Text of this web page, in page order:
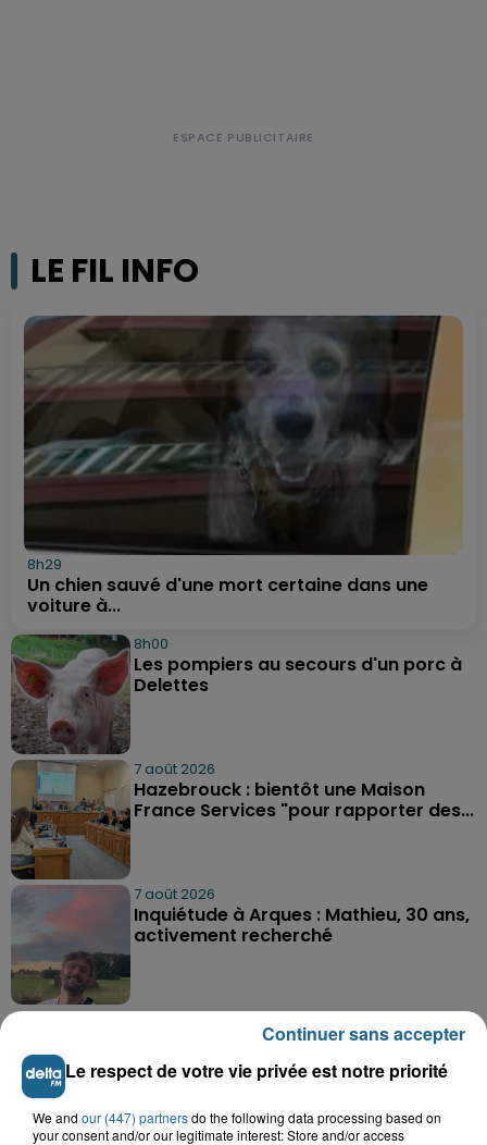
LE FIL INFO
TOUTE L'ACTU LOCALE
8h29
Un chien sauvé d'une mort certaine dans une
voiture à...
8h00
Les pompiers au secours d'un porc à
Delettes
7 août 2026
Hazebrouck : bientôt une Maison
France Services "pour rapporter des...
7 août 2026
Inquiétude à Arques : Mathieu, 30 ans,
activement recherché
Le respect de votre vie privée est notre priorité
We and our (447) partnersdo the following data processing based on
your consent and/or our legitimate interest: Store and/or access
Continuer sans accepter